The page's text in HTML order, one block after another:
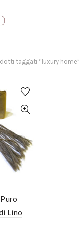
taggati “luxury home”
Lino